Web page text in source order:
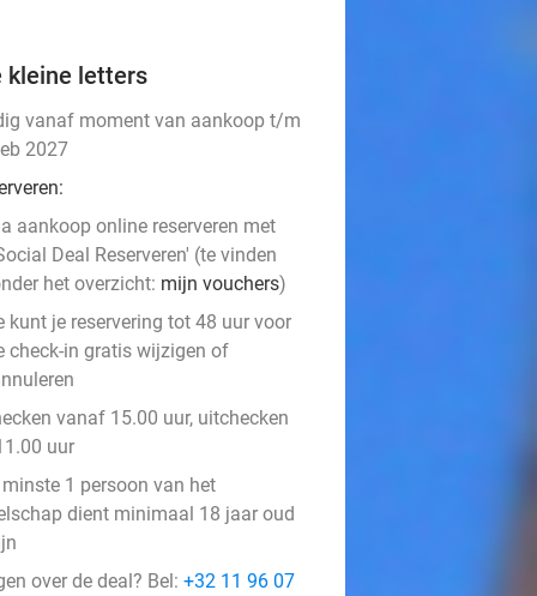
kleine letters
vanaf moment van aankoop t/m
2027
aankoop online reserveren met
Deal Reserveren' (te vinden
het overzicht: mijn vouchers)
kunt je reservering tot 48 uur voor
check-in gratis wijzigen of
vanaf 15.00 uur, uitchecken
uur
1 persoon van het
dient minimaal 18 jaar oud
over de deal? Bel: +32 11 96 07